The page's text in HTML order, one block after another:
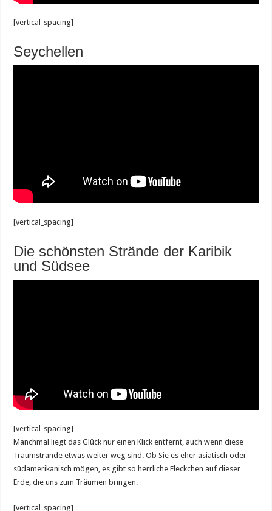
[vertical_spacing]
Seychellen
[vertical_spacing]
Die schönsten Strände der Karibik
und Südsee
[vertical_spacing]
Manchmal liegt das Glück nur einen Klick entfernt, auch wenn diese
Traumstrände etwas weiter weg sind. Ob Sie es eher asiatisch oder
südamerikanisch mögen, es gibt so herrliche Fleckchen auf dieser
Erde, die uns zum Träumen bringen.
[vertical_spacing]